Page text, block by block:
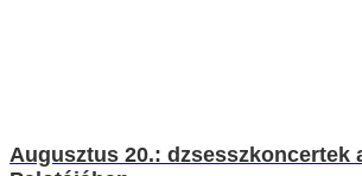
Augusztus 20.: dzsesszkoncertek